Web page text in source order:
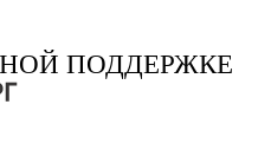
ПОДДЕРЖКЕ